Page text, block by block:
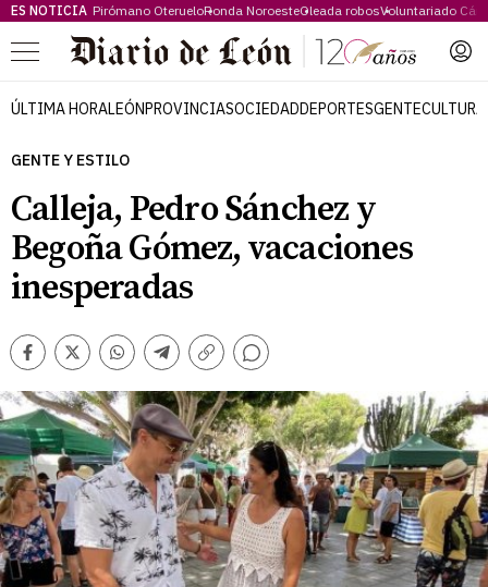
ES NOTICIA Pirómano OterueloRonda NoroesteOleada robosVoluntariado
Menú
ÚLTIMA HORALEÓNPROVINCIASOCIEDADDEPORTESGENTECULTURA
GENTE Y ESTILO
Calleja, Pedro Sánchez y
Begoña Gómez, vacaciones
inesperadas
Facebook
TwitterWhatsappTelegram
Copiar
Comentarios